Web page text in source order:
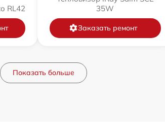
RL42
35W
Заказать ремонт
Показать больше